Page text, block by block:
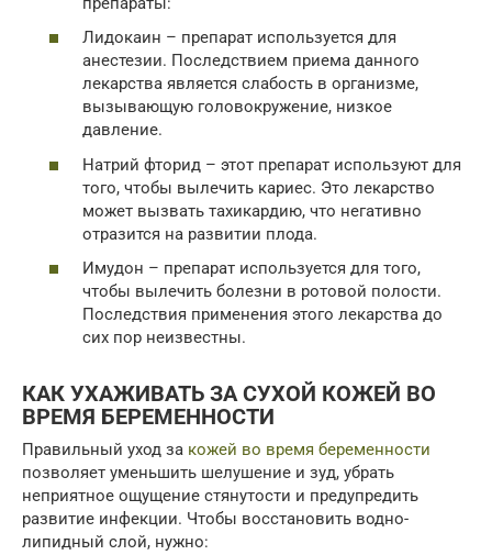
Лидокаин – препарат используется для
анестезии. Последствием приема данного
лекарства является слабость в организме,
вызывающую головокружение, низкое
давление.
Натрий фторид – этот препарат используют для
того, чтобы вылечить кариес. Это лекарство
может вызвать тахикардию, что негативно
отразится на развитии плода.
Имудон – препарат используется для того,
чтобы вылечить болезни в ротовой полости.
Последствия применения этого лекарства до
сих пор неизвестны.
КАК УХАЖИВАТЬ ЗА СУХОЙ КОЖЕЙ ВО
ВРЕМЯ БЕРЕМЕННОСТИ
Правильный уход за кожей во время беременности
позволяет уменьшить шелушение и зуд, убрать
неприятное ощущение стянутости и предупредить
развитие инфекции. Чтобы восстановить водно-
липидный слой, нужно: